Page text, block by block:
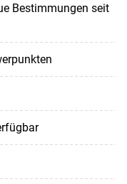
Bestimmungen seit